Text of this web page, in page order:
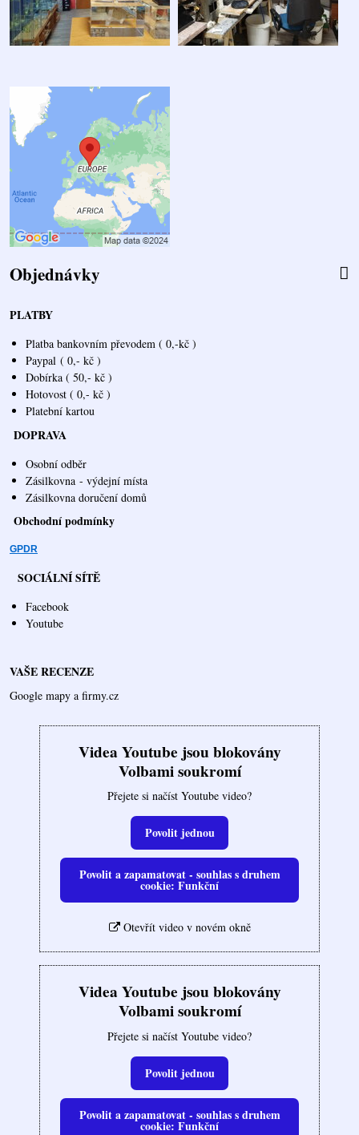
Objednávky
PLATBY
Platba bankovním převodem ( 0,-kč )
Paypal ( 0,- kč )
Dobírka ( 50,- kč )
Hotovost ( 0,- kč )
Platební kartou
DOPRAVA
Osobní odběr
Zásilkovna - výdejní místa
Zásilkovna doručení domů
Obchodní podmínky
GPDR
SOCIÁLNÍ SÍTĚ
Facebook
Youtube
VAŠE RECENZE
Google mapy a firmy.cz
Videa Youtube jsou blokovány
Volbami soukromí
Přejete si načíst Youtube video?
Povolit jednou
Povolit a zapamatovat - souhlas s druhem
cookie: Funkční
Otevřít video v novém okně
Videa Youtube jsou blokovány
Volbami soukromí
Přejete si načíst Youtube video?
Povolit jednou
Povolit a zapamatovat - souhlas s druhem
cookie: Funkční